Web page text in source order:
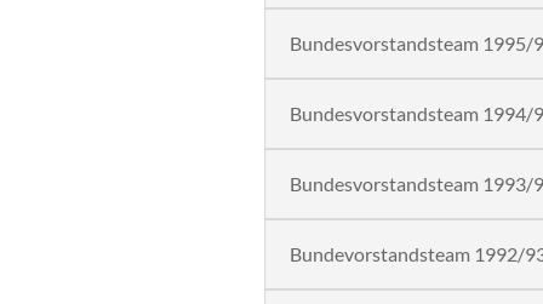
Bundesvorstandsteam 1995/
Bundesvorstandsteam 1994/
Bundesvorstandsteam 1993/
Bundevorstandsteam 1992/